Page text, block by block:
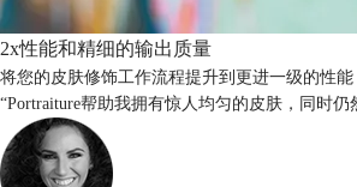
2x性能和精细的输出质量
将您的皮肤修饰工作流程提升到更进一级的性
“Portraiture帮助我拥有惊人均匀的皮肤，同时